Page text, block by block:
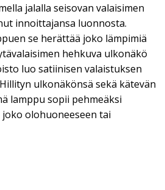
jalalla seisovan valaisimen
innoittajansa luonnosta.
se herättää joko lämpimiä
hehkuva ulkonäkö
luo satiinisen valaistuksen
ulkonäkönsä sekä kätevän
lamppu sopii pehmeäksi
olohuoneeseen tai